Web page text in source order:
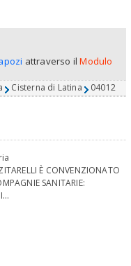
attraverso ilModulo
Cisterna di Latina 04012
È CONVENZIONATO
SANITARIE: